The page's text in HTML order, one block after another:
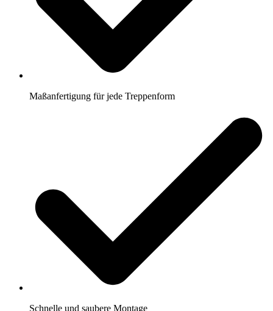
Maßanfertigung für jede Treppenform
Schnelle und saubere Montage